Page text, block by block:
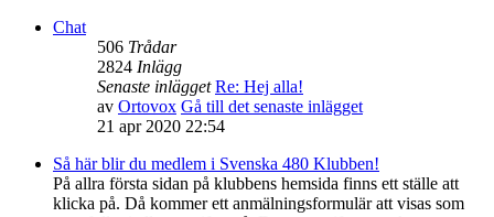
Chat
506 Trådar
2824 Inlägg
Senaste inlägget Re: Hej alla!
av Ortovox Gå till det senaste inlägget
21 apr 2020 22:54
Så här blir du medlem i Svenska 480 Klubben!
På allra första sidan på klubbens hemsida finns ett ställe att
klicka på. Då kommer ett anmälningsformulär att visas som